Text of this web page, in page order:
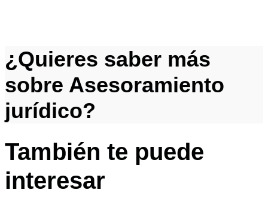
¿Quieres saber más
sobre Asesoramiento
jurídico?
También te puede
interesar